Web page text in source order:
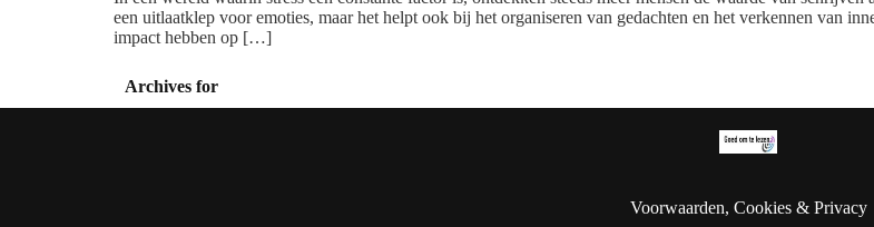
een uitlaatklep voor emoties, maar het helpt ook bij het organiseren van gedachten en het verkennen van
impact hebben op […]
Archives for
Voorwaarden, Cookies & Privacy